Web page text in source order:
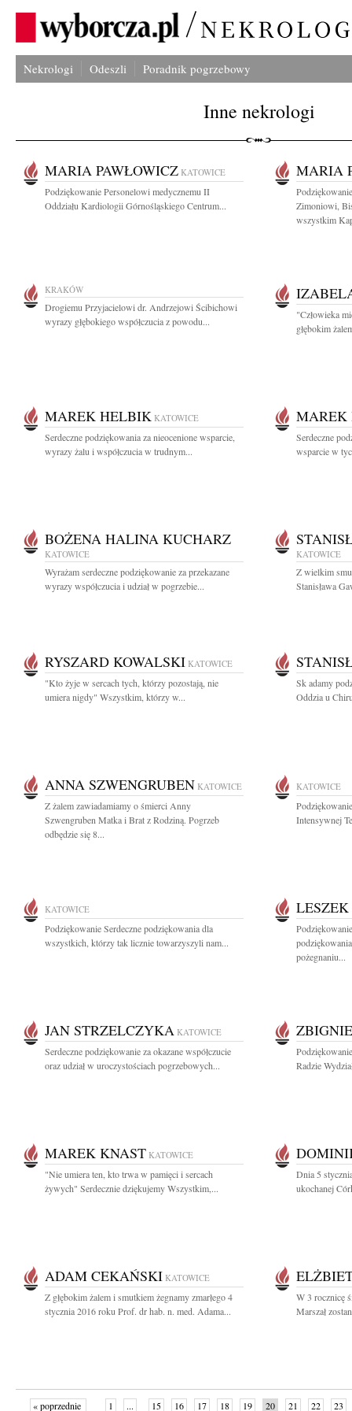
Nekrologi Odeszli Poradnik pogrzebowy
Inne nekrologi
MARIA PAWŁOWICZ KATOWICE
Podziękowanie Personelowi medycznemu II
Oddziału Kardiologii Górnośląskiego Centrum...
MARIA
Zimoniowi,
wszystkim
KRAKÓW
Drogiemu Przyjacielowi dr. Andrzejowi Ścibichowi
wyrazy głębokiego współczucia z powodu...
"Człowieka
głębokim
MAREK HELBIK KATOWICE
Serdeczne podziękowania za nieocenione wsparcie,
wyrazy żalu i współczucia w trudnym...
MAREK
Serdeczne
wsparcie w
BOŻENA HALINA KUCHARZ
KATOWICE
Wyrażam serdeczne podziękowanie za przekazane
wyrazy współczucia i udział w pogrzebie...
KATOWICE
Z wielkim
Stanisława
RYSZARD KOWALSKI KATOWICE
"Kto żyje w sercach tych, którzy pozostają, nie
umiera nigdy" Wszystkim, którzy w...
Sk adamy
Oddzia u
ANNA SZWENGRUBEN KATOWICE
Z żalem zawiadamiamy o śmierci Anny
Szwengruben Matka i Brat z Rodziną. Pogrzeb
odbędzie się 8...
KATOWICE
Intensywnej
KATOWICE
Podziękowanie Serdeczne podziękowania dla
wszystkich, którzy tak licznie towarzyszyli nam...
pożegnaniu...
JAN STRZELCZYKA KATOWICE
Serdeczne podziękowanie za okazane współczucie
oraz udział w uroczystościach pogrzebowych...
Radzie
MAREK KNAST KATOWICE
"Nie umiera ten, kto trwa w pamięci i sercach
żywych" Serdecznie dziękujemy Wszystkim,...
Dnia 5
ukochanej
ADAM CEKAŃSKI KATOWICE
Z głębokim żalem i smutkiem żegnamy zmarłego 4
stycznia 2016 roku Prof. dr hab. n. med. Adama...
W 3 rocznicę
Marszał
« poprzednie 1 ... 15 16 17 18 19 20 21 22 23